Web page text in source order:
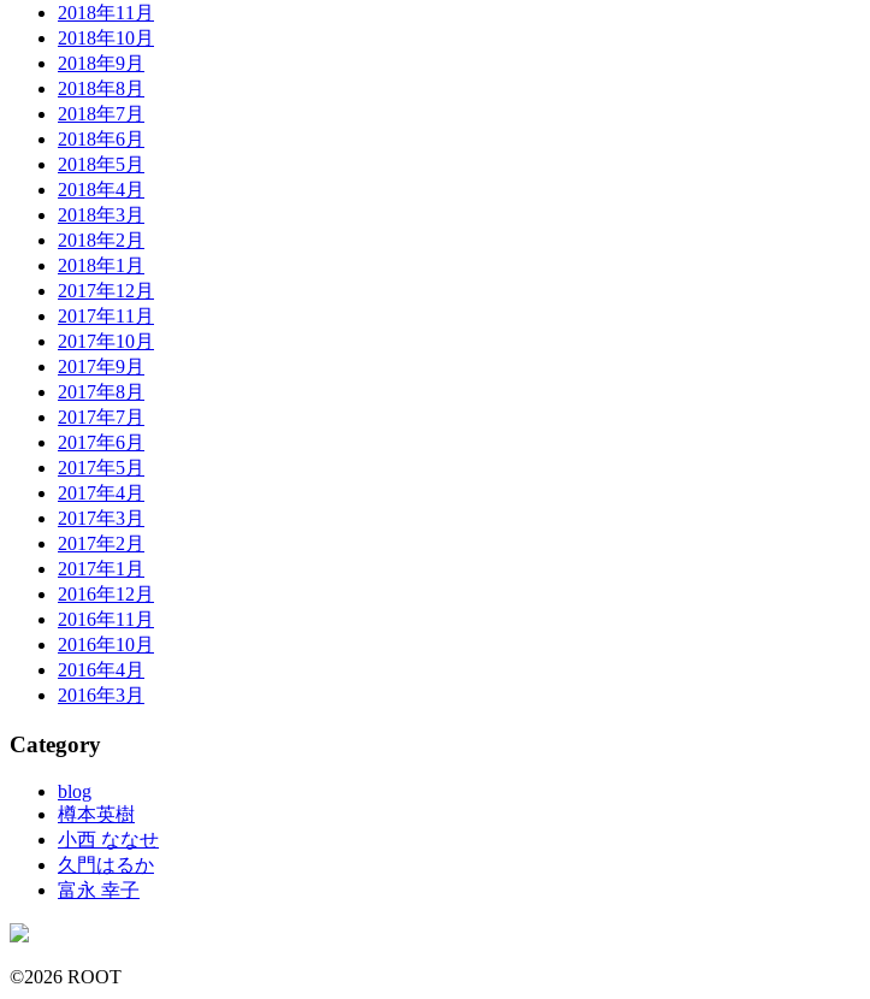
2018年11月
2018年10月
2018年9月
2018年8月
2018年7月
2018年6月
2018年5月
2018年4月
2018年3月
2018年2月
2018年1月
2017年12月
2017年11月
2017年10月
2017年9月
2017年8月
2017年7月
2017年6月
2017年5月
2017年4月
2017年3月
2017年2月
2017年1月
2016年12月
2016年11月
2016年10月
2016年4月
2016年3月
Category
blog
樽本英樹
小西 ななせ
久門はるか
富永 幸子
©2026 ROOT